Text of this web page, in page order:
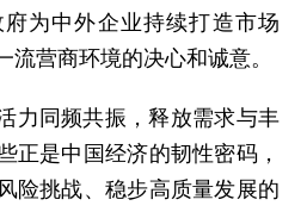
为中外企业持续打造市场
流营商环境的决心和诚意。
力同频共振，释放需求与丰
正是中国经济的韧性密码，
险挑战、稳步高质量发展的